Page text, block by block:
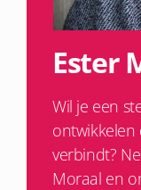
Ester
Wil je een
verbindt?
Moraal en